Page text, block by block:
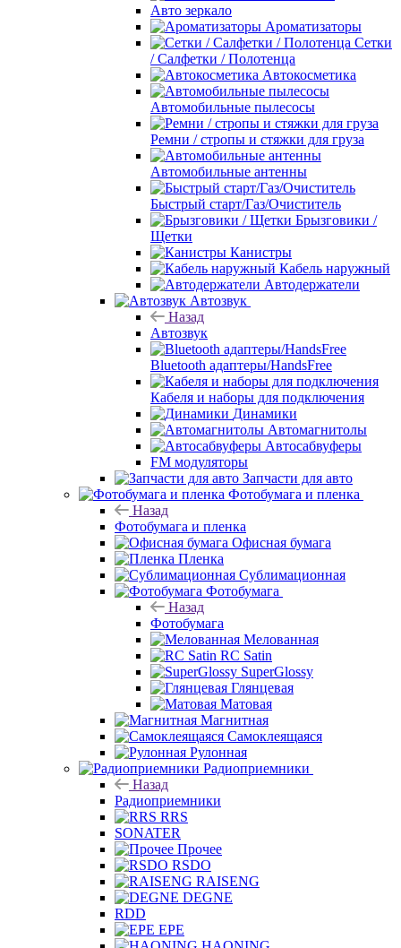
Авто зеркало
Ароматизаторы
Сетки
/ Салфетки / Полотенца
Автокосметика
Автомобильные пылесосы
Ремни / стропы и стяжки для груза
Автомобильные антенны
Быстрый старт/Газ/Очиститель
Брызговики /
Щетки
Канистры
Кабель наружный
Автодержатели
Автозвук
Назад
Автозвук
Bluetooth адаптеры/HandsFree
Кабеля и наборы для подключения
Динамики
Автомагнитолы
Автосабвуферы
FM модуляторы
Запчасти для авто
Фотобумага и пленка
Назад
Фотобумага и пленка
Офисная бумага
Пленка
Сублимационная
Фотобумага
Назад
Фотобумага
Мелованная
RC Satin
SuperGlossy
Глянцевая
Матовая
Магнитная
Самоклеящаяся
Рулонная
Радиоприемники
Назад
Радиоприемники
RRS
SONATER
Прочее
RSDO
RAISENG
DEGNE
RDD
EPE